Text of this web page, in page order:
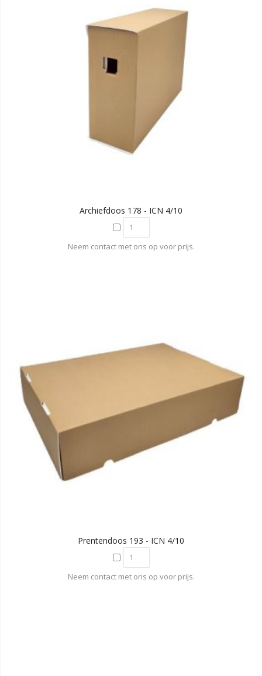
Archiefdoos 178 - ICN 4/10
Neem contact met ons op voor prijs.
Prentendoos 193 - ICN 4/10
Neem contact met ons op voor prijs.